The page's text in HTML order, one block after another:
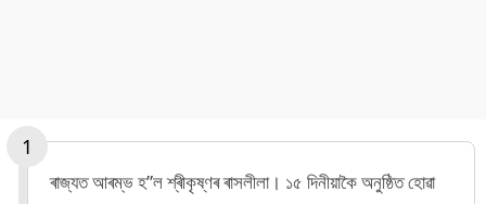
ৰাজ্যত আৰম্ভ হ”ল শ্ৰীকৃষ্ণৰ ৰাসলীলা। ১৫ দিনীয়াকৈ অনুষ্ঠিত হোৱা